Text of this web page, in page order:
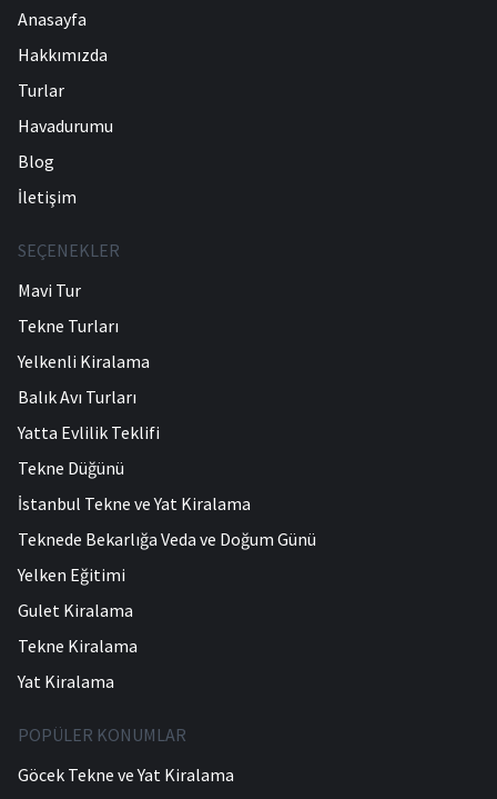
Anasayfa
Hakkımızda
Turlar
Havadurumu
Blog
İletişim
SEÇENEKLER
Mavi Tur
Tekne Turları
Yelkenli Kiralama
Balık Avı Turları
Yatta Evlilik Teklifi
Tekne Düğünü
İstanbul Tekne ve Yat Kiralama
Teknede Bekarlığa Veda ve Doğum Günü
Yelken Eğitimi
Gulet Kiralama
Tekne Kiralama
Yat Kiralama
POPÜLER KONUMLAR
Göcek Tekne ve Yat Kiralama